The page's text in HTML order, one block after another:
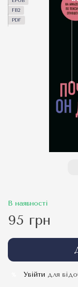
FB2
PDF
В наявності
95 грн
Увійти для